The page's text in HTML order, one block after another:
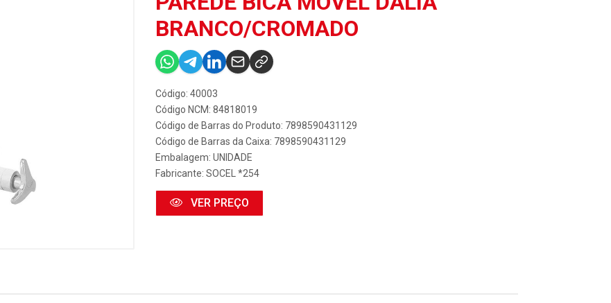
BRANCO/CROMADO
Código: 40003
Código NCM: 84818019
Código de Barras do Produto: 7898590431129
Código de Barras da Caixa: 7898590431129
Embalagem: UNIDADE
Fabricante: SOCEL *254
VER PREÇO